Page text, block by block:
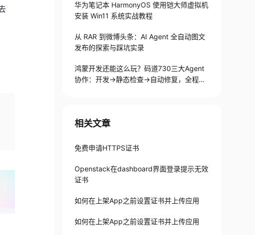
华为笔记本 HarmonyOS 使用铠大师虚拟机
安装 Win11 系统实战教程
从 RAR 到微博头条：AI Agent 全自动图文
发布的探索与踩坑实录
鸿蒙开发还能这么玩？码道730三大Agent
协作：开发→静态检查→自动修复，全程不
相关文章
免费申请HTTPS证书
Openstack在dashboard界面登录提示无效
证书
如何在上架App之前设置证书并上传应用
如何在上架App之前设置证书并上传应用